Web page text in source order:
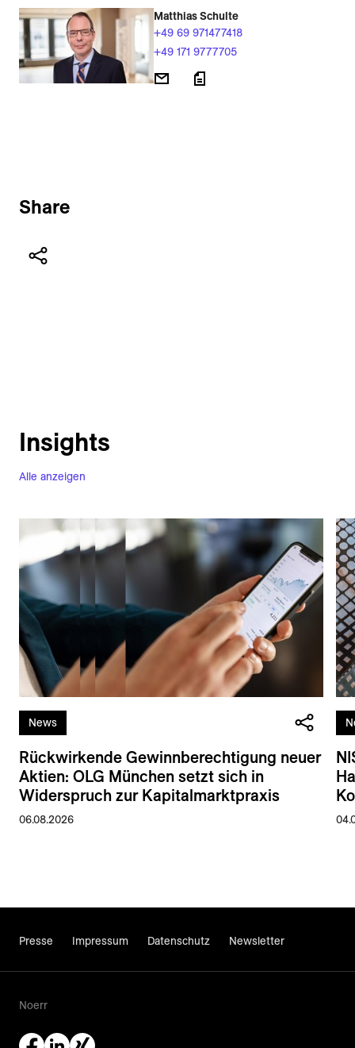
Matthias Schulte
+49 69 971477418
+49 171 9777705
Share
Alle anzeigen
Insights
News
Rückwirkende Gewinnberechtigung neuer
Aktien: OLG München setzt sich in
Widerspruch zur Kapitalmarktpraxis
06.08.2026
Presse Impressum Datenschutz Newsletter
Noerr